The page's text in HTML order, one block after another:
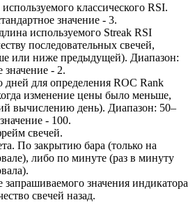
классического RSI.
значение - 3.
используемого Streak RSI
последовательных свечей,
или ниже предыдущей). Диапазон:
значение - 2.
дней для определения ROC Rank
изменение цены было меньше,
вычислению день). Диапазон: 50–
- 100.
свечей.
По закрытию бара (только на
либо по минуте (раз в минуту
значения индикатора
свечей назад.